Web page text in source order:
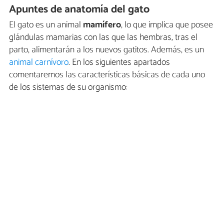
Apuntes de anatomía del gato
El gato es un animal mamífero, lo que implica que posee
glándulas mamarias con las que las hembras, tras el
parto, alimentarán a los nuevos gatitos. Además, es un
animal carnívoro. En los siguientes apartados
comentaremos las características básicas de cada uno
de los sistemas de su organismo: